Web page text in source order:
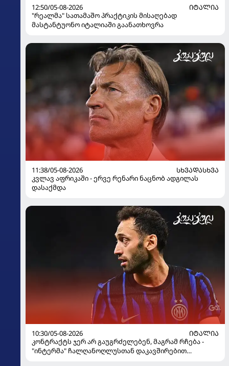
12:50/05-08-2026
ᲘᲢᲐᲚᲘᲐ
"რეალმა" სათამაშო პრაქტიკის მისაღებად
მასტანტუონო იტალიაში გაანათხოვრა
11:38/05-08-2026
ᲡᲮᲕᲐᲓᲐᲡᲮᲕᲐ
კვლავ აფრიკაში - ერვე რენარი ნაცნობ ადგილას
დასაქმდა
10:30/05-08-2026
ᲘᲢᲐᲚᲘᲐ
კონტრაქტს ჯერ არ გაუგრძელებენ, მაგრამ რჩება -
"ინტერმა" ჩალღანოღლუსთან დაკავშირებით